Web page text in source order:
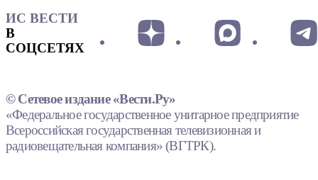
ИС ВЕСТИ
В
СОЦСЕТЯХ
© Сетевое издание «Вести.Ру»
«Федеральное государственное унитарное предприятие
Всероссийская государственная телевизионная и
радиовещательная компания» (ВГТРК).